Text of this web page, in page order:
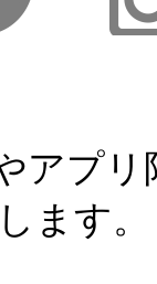
アプリ
ます。